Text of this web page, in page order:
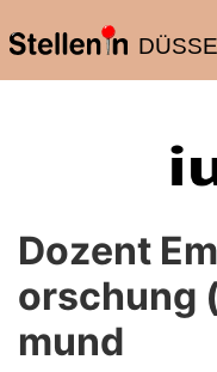
Dozent
orschung
mund